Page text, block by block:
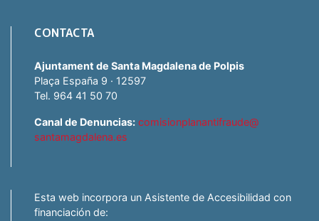
CONTACTA
Ajuntament de Santa Magdalena de Polpis
Plaça España 9 · 12597
Tel. 964 41 50 70
Canal de Denuncias: comisionplanantifraude@
santamagdalena.es
Esta web incorpora un Asistente de Accesibilidad con
financiación de: